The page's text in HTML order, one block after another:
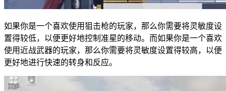
如果你是一个喜欢使用狙击枪的玩家，那么你需要将灵敏度设
置得较低，以便更好地控制准星的移动。而如果你是一个喜欢
使用近战武器的玩家，那么你需要将灵敏度设置得较高，以便
更好地进行快速的转身和反应。